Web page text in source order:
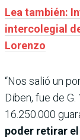
Lea también:
intercolegial
Lorenzo
“Nos salió un
Diben, fue de
16.250.000
poder retirar